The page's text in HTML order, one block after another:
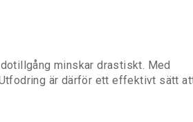
minskar drastiskt. Med
är därför ett effektivt sätt